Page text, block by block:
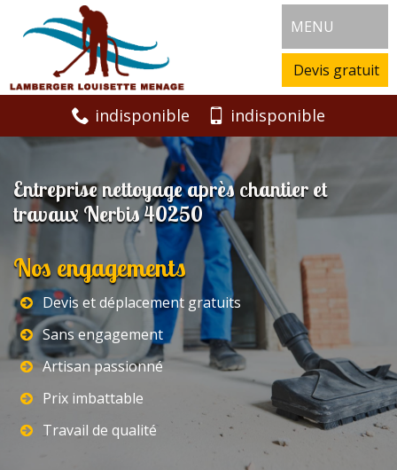
MENU
Devis gratuit
indisponible indisponible
Entreprise nettoyage après chantier et
travaux Nerbis 40250
Nos engagements
Devis et déplacement gratuits
Sans engagement
Artisan passionné
Prix imbattable
Travail de qualité